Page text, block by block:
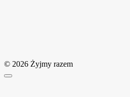
© 2026 Żyjmy razem